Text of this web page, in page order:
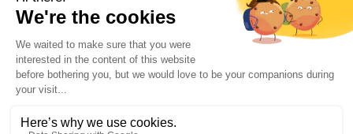
LANGUES
Français
English